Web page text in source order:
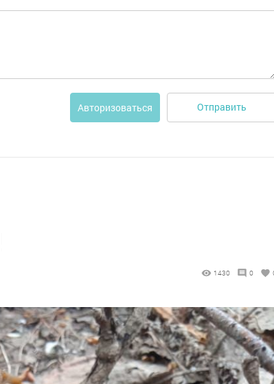
Авторизоваться Отправить
1430 0